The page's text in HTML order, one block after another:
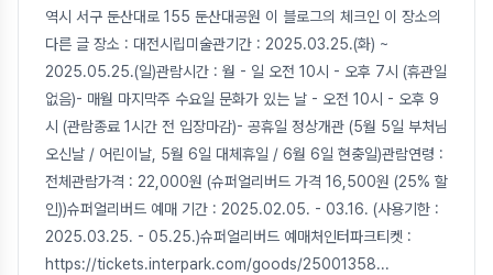
역시 서구 둔산대로 155 둔산대공원 이 블로그의 체크인 이 장소의
다른 글 장소 : 대전시립미술관기간 : 2025.03.25.(화) ~
2025.05.25.(일)관람시간 : 월 - 일 오전 10시 - 오후 7시 (휴관일
없음)- 매월 마지막주 수요일 문화가 있는 날 - 오전 10시 - 오후 9
시 (관람종료 1시간 전 입장마감)- 공휴일 정상개관 (5월 5일 부처님
오신날 / 어린이날, 5월 6일 대체휴일 / 6월 6일 현충일)관람연령 :
전체관람가격 : 22,000원 (슈퍼얼리버드 가격 16,500원 (25% 할
인))슈퍼얼리버드 예매 기간 : 2025.02.05. - 03.16. (사용기한 :
2025.03.25. - 05.25.)슈퍼얼리버드 예매처인터파크티켓 :
https://tickets.interpark.com/goods/25001358...